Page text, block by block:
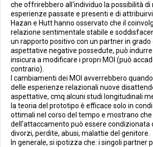
che offrirebbero all'individuo la possibilità di
esperienze passate e presenti e di
Hazan e Hutt hanno osservato che il
relazione sentimentale stabile e
un rapporto positivo con un partner in
aspettative negative possedute, può
insicura a modificare i propri MOI (può
contrario).
I cambiamenti dei MOI avverrebbero
delle esperienze relazionali nuove
aspettative, cmq alcuni studi longitudinali
la teoria del prototipo è efficace solo in
ottimali nel corso del tempo e mostrano
dell'attaccamento può essere condizionata
divorzi, perdite, abusi, malattie del genitore.
In generale, si ipotizza che: i singoli partner